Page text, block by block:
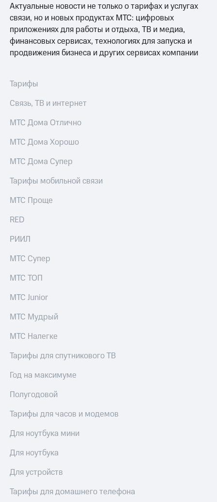
МТС
о технологиях
Достижения
Контакты
Пригласить
Корпоративное
секретарь
ПАО
"МТС"
Собрания
акционеров
Личный
кабинет
акционера
Акционерный
Контроль
аудит
акций
Описание
приобретения
выкупа
акций
Дивиденды
Рынок
облигаций
Еврооблигации-2023
Актуальные новости не только о тарифах и услугах
связи, но и новых продуктах МТС: цифровых
приложениях для работы и отдыха, ТВ и медиа,
финансовых сервисах, технологиях для запуска и
продвижения бизнеса и других сервисах компании
Тарифы
Связь, ТВ и интернет
МТС Дома Отлично
МТС Дома Хорошо
МТС Дома Супер
Тарифы мобильной связи
МТС Проще
RED
РИИЛ
МТС Супер
МТС ТОП
МТС Junior
МТС Мудрый
МТС Налегке
Тарифы для спутникового ТВ
Год на максимуме
Полугодовой
Тарифы для часов и модемов
Для ноутбука мини
Для ноутбука
Для устройств
Тарифы для домашнего телефона